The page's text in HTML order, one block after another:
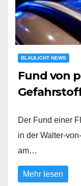
BLAULICHT NEWS
Fund von
Der Fund einer
in der Walter-
am…
Mehr lesen